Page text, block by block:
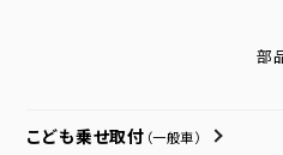
部
こども乗せ取付 （一般車）